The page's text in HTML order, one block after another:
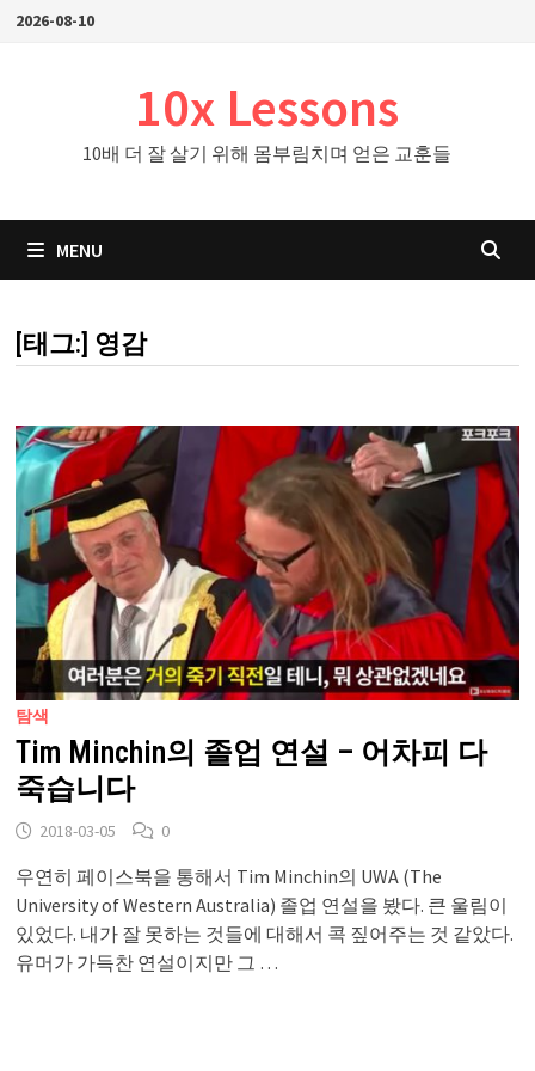
Skip2026-08-10
10x Lessons
10배 더 잘 살기 위해 몸부림치며 얻은 교훈들
MENU
[태그:] 영감
탐색
Tim Minchin의 졸업 연설 – 어차피 다
죽습니다
2018-03-05 0
우연히 페이스북을 통해서 Tim Minchin의 UWA (The
University of Western Australia) 졸업 연설을 봤다. 큰 울림이
있었다. 내가 잘 못하는 것들에 대해서 콕 짚어주는 것 같았다.
유머가 가득찬 연설이지만 그 …